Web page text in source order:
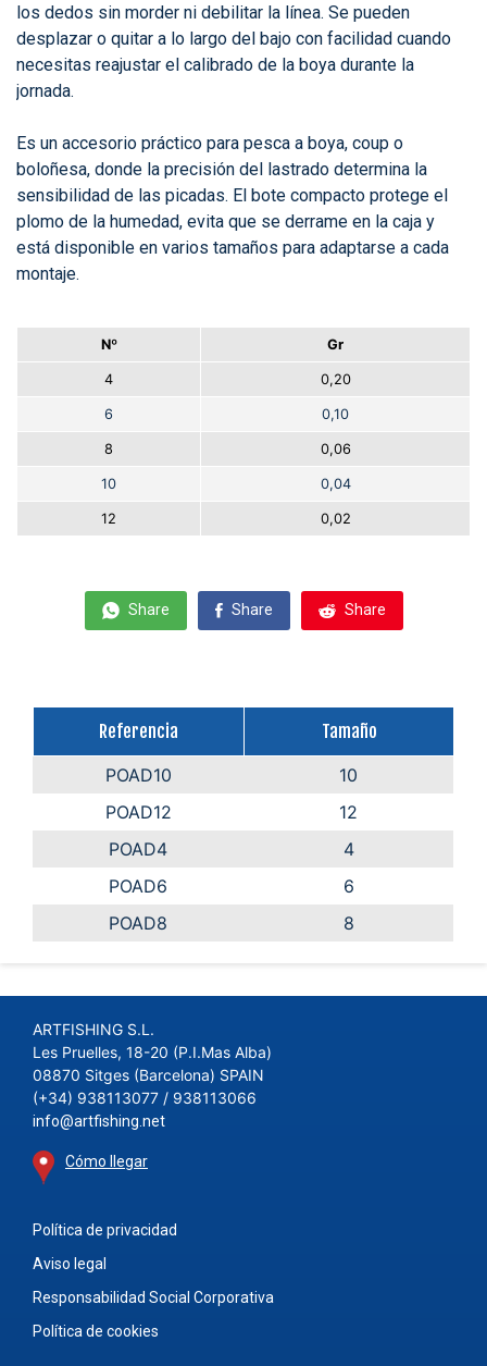
los dedos sin morder ni debilitar la línea. Se pueden
desplazar o quitar a lo largo del bajo con facilidad cuando
necesitas reajustar el calibrado de la boya durante la
jornada.
Es un accesorio práctico para pesca a boya, coup o
boloñesa, donde la precisión del lastrado determina la
sensibilidad de las picadas. El bote compacto protege el
plomo de la humedad, evita que se derrame en la caja y
está disponible en varios tamaños para adaptarse a cada
montaje.
Nº Gr
4 0,20
6 0,10
8 0,06
10 0,04
12 0,02
Share Share Share
Referencia
Tamaño
POAD10
10
POAD12
12
POAD4
4
POAD6
6
POAD8
8
ARTFISHING S.L.
Les Pruelles, 18-20 (P.I.Mas Alba)
08870 Sitges (Barcelona) SPAIN
(+34) 938113077 / 938113066
info@artfishing.net
Cómo llegar
Política de privacidad
Aviso legal
Responsabilidad Social Corporativa
Política de cookies